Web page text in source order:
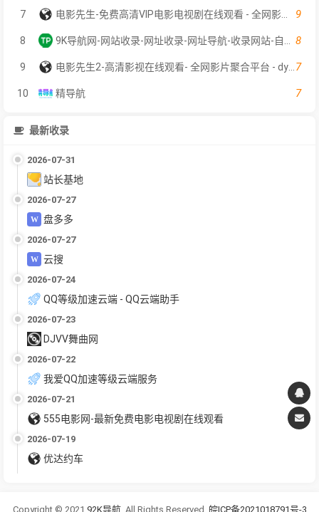
7 9
8 8
9 7
10 精导航 7
最新收录
2026-07-31
站长基地
2026-07-27
盘多多
2026-07-27
云搜
2026-07-24
QQ等级加速云端 - QQ云端助手
2026-07-23
DJVV舞曲网
2026-07-22
我爱QQ加速等级云端服务
2026-07-21
555电影网-最新免费电影电视剧在线观看
2026-07-19
优达约车
Copyright © 2021 92K导航. All Rights Reserved. 皖ICP备2021018791号-3